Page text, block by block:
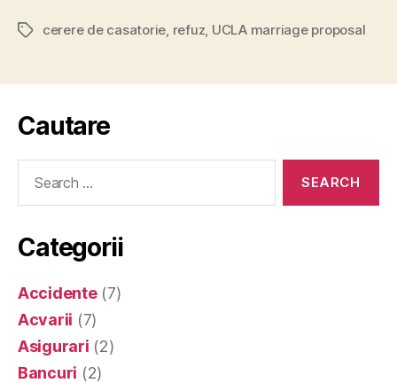
Tagscerere de casatorie, refuz, UCLA marriage proposal
Cautare
Categorii
Accidente(7)
Acvarii (7)
Asigurari (2)
Bancuri (2)